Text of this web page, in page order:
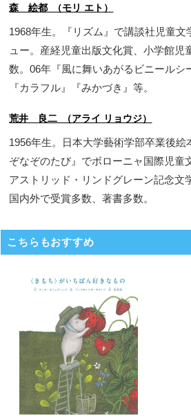
森 絵都 （モリ エト）
1968年生。『リズム』で講談社児童文
ュー。産経児童出版文化賞、小学館児
数。06年『風に舞いあがるビニールシ
『カラフル』『みかづき』等。
荒井 良二 （アライ リョウジ）
1956年生。日本大学藝術学部卒業後絵
ぞなぞのたび』でボローニャ国際児童
アストリッド・リンドグレーン記念文
国内外で受賞多数、著書多数。
こちらもおすすめ